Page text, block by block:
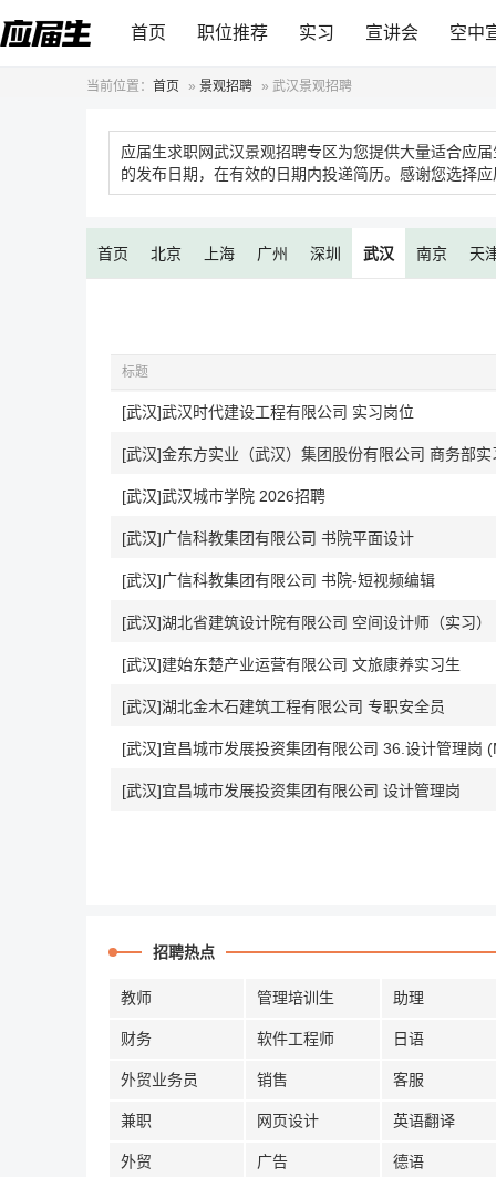
首页 职位推荐 实习 宣讲会 空中
当前位置： 首页 » 景观招聘 » 武汉景观招聘
应届生求职网武汉景观招聘专区为您提供大量适合应
的发布日期，在有效的日期内投递简历。感谢您选择
首页 北京 上海 广州 深圳 武汉 南京 天
标题
[武汉]武汉时代建设工程有限公司 实习岗位
[武汉]金东方实业（武汉）集团股份有限公司 商务部实
[武汉]武汉城市学院 2026招聘
[武汉]广信科教集团有限公司 书院平面设计
[武汉]广信科教集团有限公司 书院-短视频编辑
[武汉]湖北省建筑设计院有限公司 空间设计师（实习）
[武汉]建始东楚产业运营有限公司 文旅康养实习生
[武汉]湖北金木石建筑工程有限公司 专职安全员
[武汉]宜昌城市发展投资集团有限公司 36.设计管理岗
[武汉]宜昌城市发展投资集团有限公司 设计管理岗
招聘热点
教师 管理培训生 助理
财务 软件工程师 日语
外贸业务员 销售 客服
兼职 网页设计 英语翻译
外贸 广告 德语